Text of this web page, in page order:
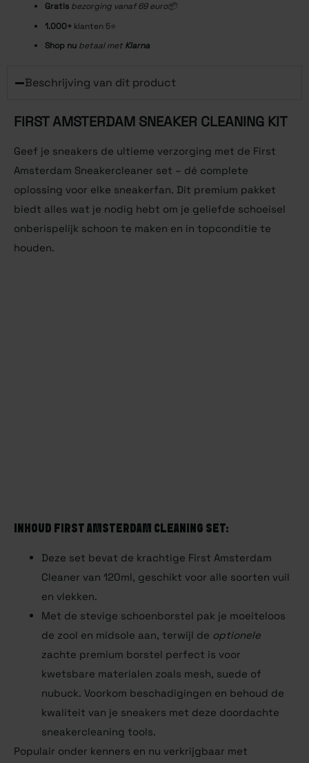
Gratis bezorging vanaf 69 euro📦
1.000+ klanten 5⭐️
Shop nu betaal met Klarna
Beschrijving van dit product
FIRST AMSTERDAM SNEAKER CLEANING KIT
Geef je sneakers de ultieme verzorging met de First
Amsterdam Sneakercleaner set – dé complete
oplossing voor elke sneakerfan. Dit premium pakket
biedt alles wat je nodig hebt om je geliefde schoeisel
onberispelijk schoon te maken en in topconditie te
houden.
INHOUD FIRST AMSTERDAM CLEANING SET:
Deze set bevat de krachtige First Amsterdam
Cleaner van 120ml, geschikt voor alle soorten vuil
en vlekken.
Met de stevige schoenborstel pak je moeiteloos
de zool en midsole aan, terwijl de optionele
zachte premium borstel perfect is voor
kwetsbare materialen zoals mesh, suede of
nubuck. Voorkom beschadigingen en behoud de
kwaliteit van je sneakers met deze doordachte
sneakercleaning tools.
Populair onder kenners en nu verkrijgbaar met